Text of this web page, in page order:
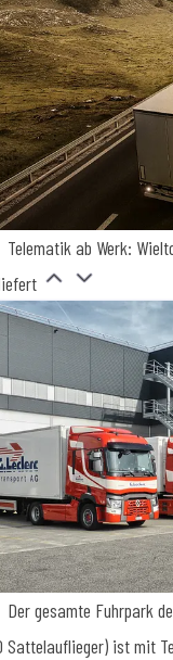
Telematik ab Werk:
Der gesamte Fuhrpark
Sattelauflieger) ist mit